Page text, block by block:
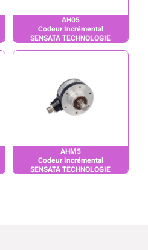
AH05
Codeur Incrémental
SENSATA TECHNOLOGIE
AHM5
Codeur Incrémental
SENSATA TECHNOLOGIE